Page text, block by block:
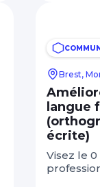
Brest,
langue
écrite)
Visez le